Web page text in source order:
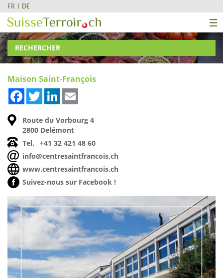
FR DE
RECHERCHER
Maison Saint-François
FacebookTwitterLinkedIn
Route du Vorbourg 4
2800 Delémont
Tel.
+41 32 421 48 60
info@centresaintfrancois.ch
www.centresaintfrancois.ch
Suivez-nous sur Facebook !